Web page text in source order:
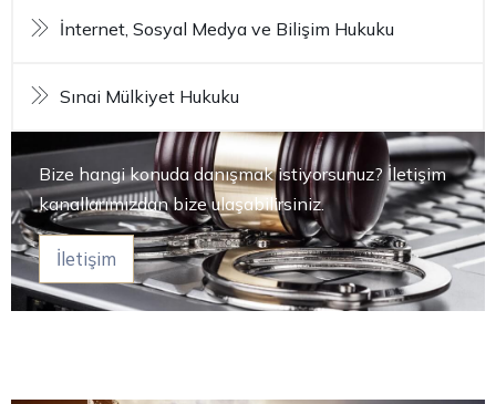
İnternet, Sosyal Medya ve Bilişim Hukuku
Sınai Mülkiyet Hukuku
Bize hangi konuda danışmak istiyorsunuz? İletişim
kanallarımızdan bize ulaşabilirsiniz.
İletişim